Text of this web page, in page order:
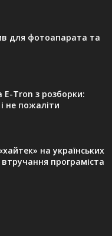
для фотоапарата та
Tron з розборки:
не пожаліти
на українських
програміста